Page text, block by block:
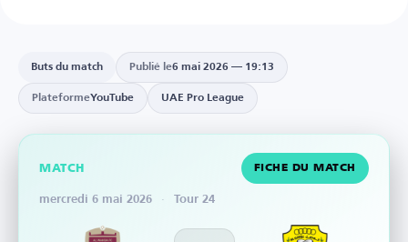
Buts du match Publié le6 mai 2026 — 19:13
PlateformeYouTube UAE Pro League
MATCH FICHE DU MATCH
mercredi 6 mai 2026 · Tour 24